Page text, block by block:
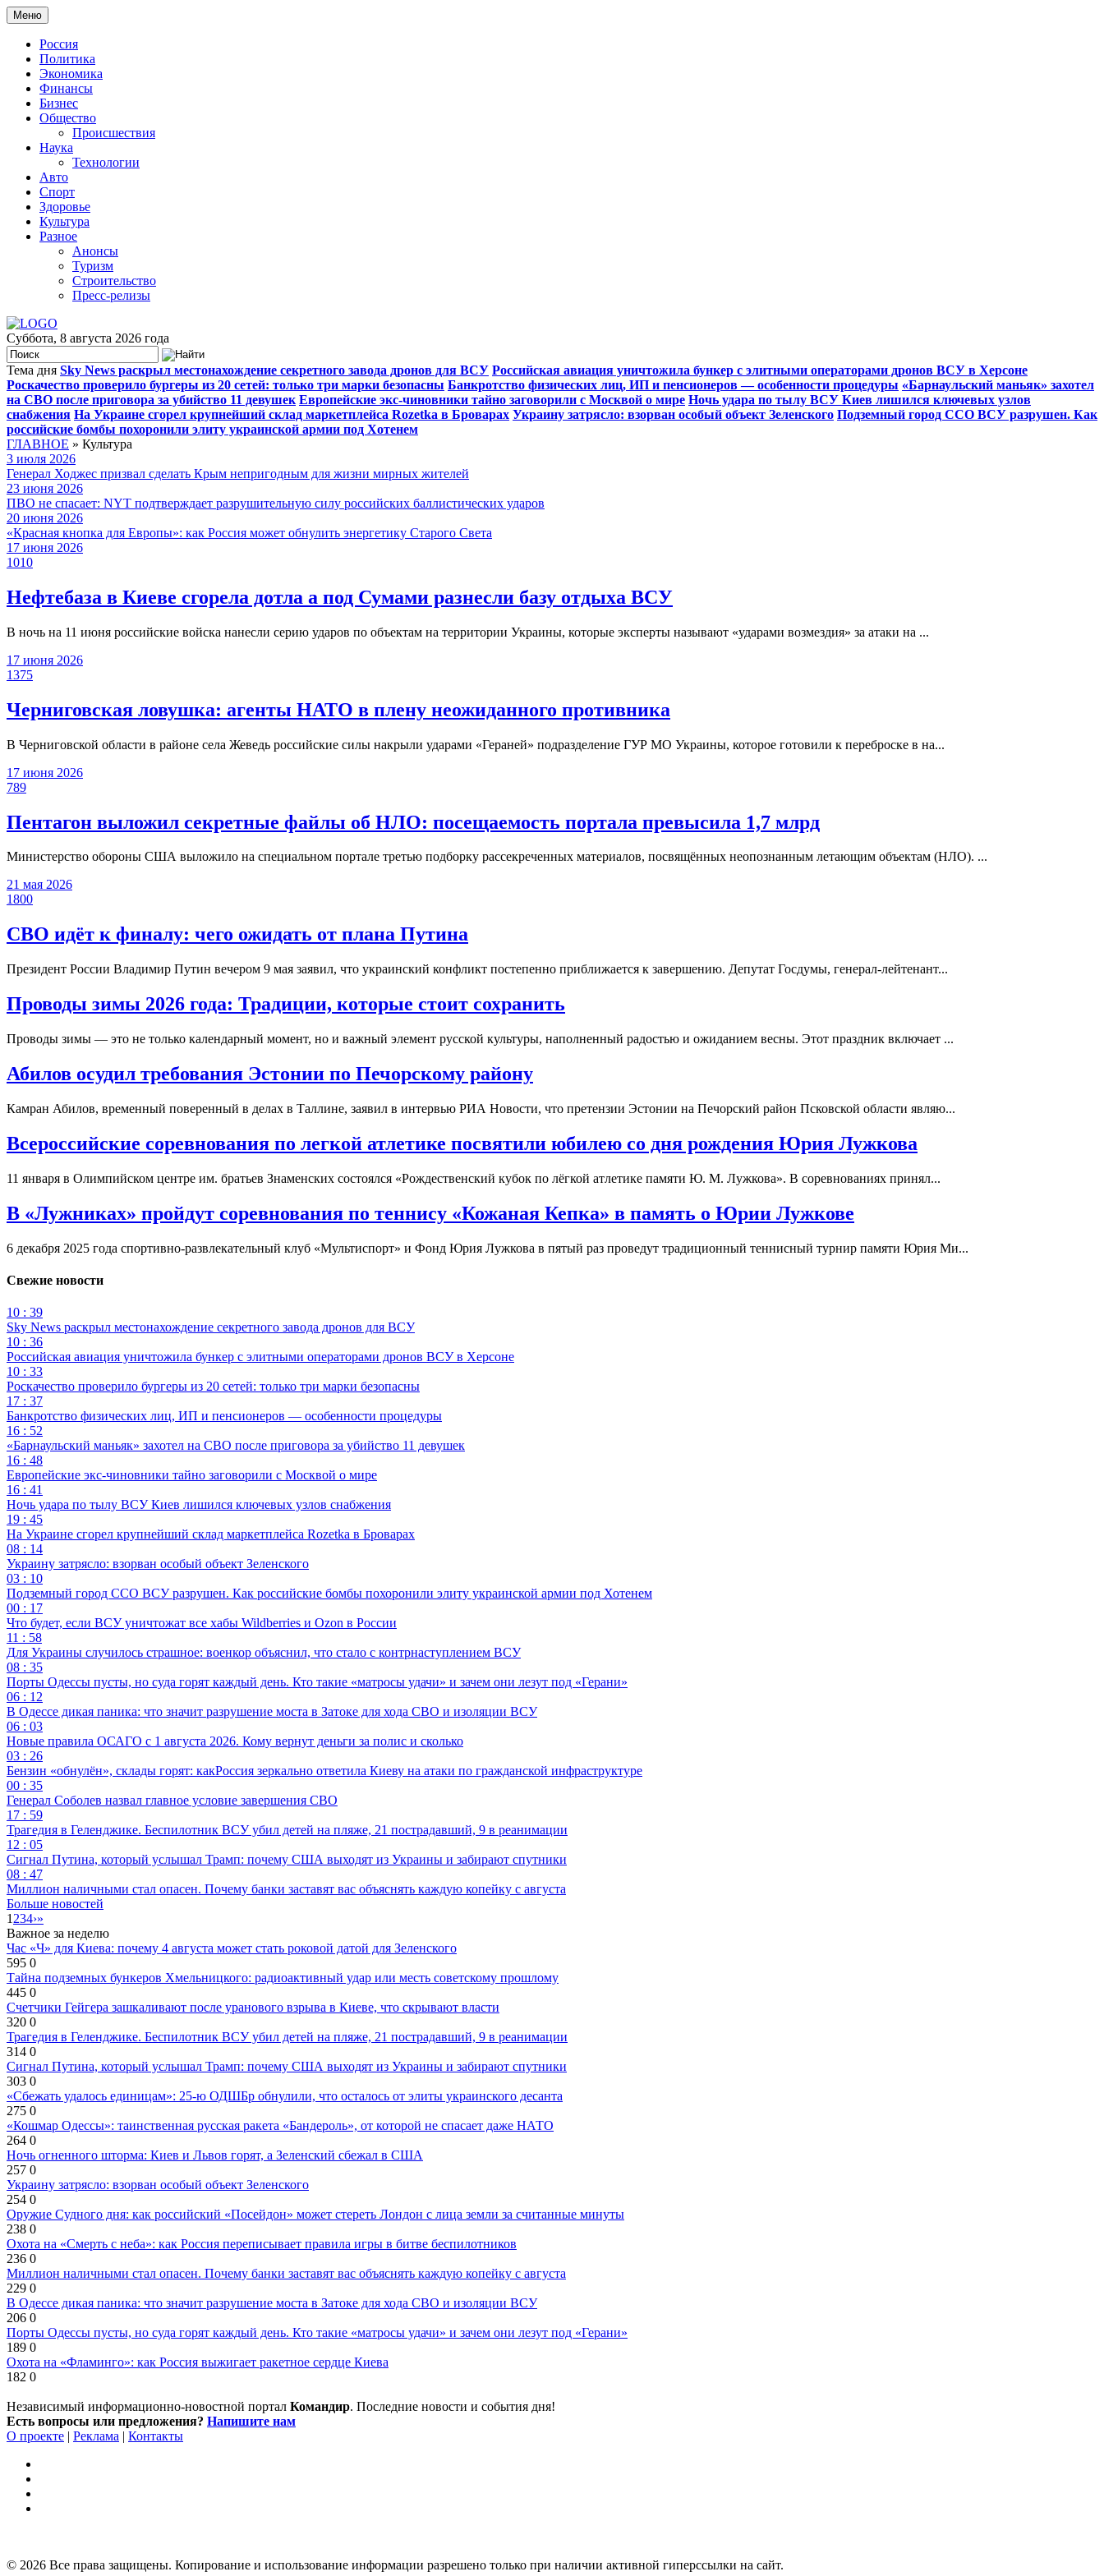
Меню
Россия
Политика
Экономика
Финансы
Бизнес
Общество
Происшествия
Наука
Технологии
Авто
Спорт
Здоровье
Культура
Разное
Анонсы
Туризм
Строительство
Пресс-релизы
Суббота, 8 августа 2026 года
Тема дня Sky News раскрыл местонахождение секретного завода дронов для ВСУ Российская авиация уничтожила бункер с элитными операторами дронов ВСУ в Херсоне
Роскачество проверило бургеры из 20 сетей: только три марки безопасны Банкротство физических лиц, ИП и пенсионеров — особенности процедуры «Барнаульский маньяк» захотел
на СВО после приговора за убийство 11 девушек Европейские экс-чиновники тайно заговорили с Москвой о мире Ночь удара по тылу ВСУ Киев лишился ключевых узлов
снабжения На Украине сгорел крупнейший склад маркетплейса Rozetka в Броварах Украину затрясло: взорван особый объект Зеленского Подземный город ССО ВСУ разрушен. Как
российские бомбы похоронили элиту украинской армии под Хотенем
ГЛАВНОЕ » Культура
3 июля 2026
Генерал Ходжес призвал сделать Крым непригодным для жизни мирных жителей
23 июня 2026
ПВО не спасает: NYT подтверждает разрушительную силу российских баллистических ударов
20 июня 2026
«Красная кнопка для Европы»: как Россия может обнулить энергетику Старого Света
17 июня 2026
1010
Нефтебаза в Киеве сгорела дотла а под Сумами разнесли базу отдыха ВСУ
В ночь на 11 июня российские войска нанесли серию ударов по объектам на территории Украины, которые эксперты называют «ударами возмездия» за атаки на ...
17 июня 2026
1375
Черниговская ловушка: агенты НАТО в плену неожиданного противника
В Черниговской области в районе села Жеведь российские силы накрыли ударами «Гераней» подразделение ГУР МО Украины, которое готовили к переброске в на...
17 июня 2026
789
Пентагон выложил секретные файлы об НЛО: посещаемость портала превысила 1,7 млрд
Министерство обороны США выложило на специальном портале третью подборку рассекреченных материалов, посвящённых неопознанным летающим объектам (НЛО). ...
21 мая 2026
1800
СВО идёт к финалу: чего ожидать от плана Путина
Президент России Владимир Путин вечером 9 мая заявил, что украинский конфликт постепенно приближается к завершению. Депутат Госдумы, генерал-лейтенант...
Проводы зимы 2026 года: Традиции, которые стоит сохранить
Проводы зимы — это не только календарный момент, но и важный элемент русской культуры, наполненный радостью и ожиданием весны. Этот праздник включает ...
Абилов осудил требования Эстонии по Печорскому району
Камран Абилов, временный поверенный в делах в Таллине, заявил в интервью РИА Новости, что претензии Эстонии на Печорский район Псковской области являю...
Всероссийские соревнования по легкой атлетике посвятили юбилею со дня рождения Юрия Лужкова
11 января в Олимпийском центре им. братьев Знаменских состоялся «Рождественский кубок по лёгкой атлетике памяти Ю. М. Лужкова». В соревнованиях принял...
В «Лужниках» пройдут соревнования по теннису «Кожаная Кепка» в память о Юрии Лужкове
6 декабря 2025 года спортивно-развлекательный клуб «Мультиспорт» и Фонд Юрия Лужкова в пятый раз проведут традиционный теннисный турнир памяти Юрия Ми...
Свежие новости
10 : 39
Sky News раскрыл местонахождение секретного завода дронов для ВСУ
10 : 36
Российская авиация уничтожила бункер с элитными операторами дронов ВСУ в Херсоне
10 : 33
Роскачество проверило бургеры из 20 сетей: только три марки безопасны
17 : 37
Банкротство физических лиц, ИП и пенсионеров — особенности процедуры
16 : 52
«Барнаульский маньяк» захотел на СВО после приговора за убийство 11 девушек
16 : 48
Европейские экс-чиновники тайно заговорили с Москвой о мире
16 : 41
Ночь удара по тылу ВСУ Киев лишился ключевых узлов снабжения
19 : 45
На Украине сгорел крупнейший склад маркетплейса Rozetka в Броварах
08 : 14
Украину затрясло: взорван особый объект Зеленского
03 : 10
Подземный город ССО ВСУ разрушен. Как российские бомбы похоронили элиту украинской армии под Хотенем
00 : 17
Что будет, если ВСУ уничтожат все хабы Wildberries и Ozon в России
11 : 58
Для Украины случилось страшное: военкор объяснил, что стало с контрнаступлением ВСУ
08 : 35
Порты Одессы пусты, но суда горят каждый день. Кто такие «матросы удачи» и зачем они лезут под «Герани»
06 : 12
В Одессе дикая паника: что значит разрушение моста в Затоке для хода СВО и изоляции ВСУ
06 : 03
Новые правила ОСАГО с 1 августа 2026. Кому вернут деньги за полис и сколько
03 : 26
Бензин «обнулён», склады горят: какРоссия зеркально ответила Киеву на атаки по гражданской инфраструктуре
00 : 35
Генерал Соболев назвал главное условие завершения СВО
17 : 59
Трагедия в Геленджике. Беспилотник ВСУ убил детей на пляже, 21 пострадавший, 9 в реанимации
12 : 05
Сигнал Путина, который услышал Трамп: почему США выходят из Украины и забирают спутники
08 : 47
Миллион наличными стал опасен. Почему банки заставят вас объяснять каждую копейку с августа
Больше новостей
1 234›»
Важное за неделю
Час «Ч» для Киева: почему 4 августа может стать роковой датой для Зеленского
595 0
Тайна подземных бункеров Хмельницкого: радиоактивный удар или месть советскому прошлому
445 0
Счетчики Гейгера зашкаливают после уранового взрыва в Киеве, что скрывают власти
320 0
Трагедия в Геленджике. Беспилотник ВСУ убил детей на пляже, 21 пострадавший, 9 в реанимации
314 0
Сигнал Путина, который услышал Трамп: почему США выходят из Украины и забирают спутники
303 0
«Сбежать удалось единицам»: 25-ю ОДШБр обнулили, что осталось от элиты украинского десанта
275 0
«Кошмар Одессы»: таинственная русская ракета «Бандероль», от которой не спасает даже НАТО
264 0
Ночь огненного шторма: Киев и Львов горят, а Зеленский сбежал в США
257 0
Украину затрясло: взорван особый объект Зеленского
254 0
Оружие Судного дня: как российский «Посейдон» может стереть Лондон с лица земли за считанные минуты
238 0
Охота на «Смерть с неба»: как Россия переписывает правила игры в битве беспилотников
236 0
Миллион наличными стал опасен. Почему банки заставят вас объяснять каждую копейку с августа
229 0
В Одессе дикая паника: что значит разрушение моста в Затоке для хода СВО и изоляции ВСУ
206 0
Порты Одессы пусты, но суда горят каждый день. Кто такие «матросы удачи» и зачем они лезут под «Герани»
189 0
Охота на «Фламинго»: как Россия выжигает ракетное сердце Киева
182 0
Независимый информационно-новостной портал Командир. Последние новости и события дня!
Есть вопросы или предложения? Напишите нам
О проекте | Реклама | Контакты
© 2026 Все права защищены. Копирование и использование информации разрешено только при наличии активной гиперссылки на сайт.